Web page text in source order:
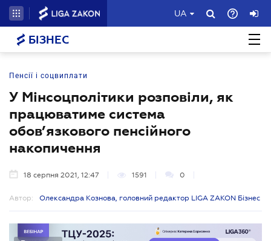
UA
БІЗНЕС
Пенсії і соцвиплати
У Мінсоцполітики розповіли, як
працюватиме система
обов’язкового пенсійного
накопичення
18 серпня 2021, 12:47 1591 0
Автор: Олександра Кознова, головний редактор LIGA ZAKON Бізнес